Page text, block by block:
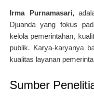
Irma Purnamasari,
Djuanda yang fokus
kelola pemerintahan,
publik. Karya-karyanya
kualitas layanan
Sumber